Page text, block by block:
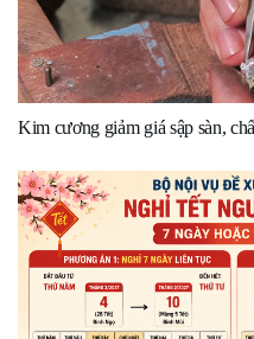
Kim cương giảm giá sập sàn,